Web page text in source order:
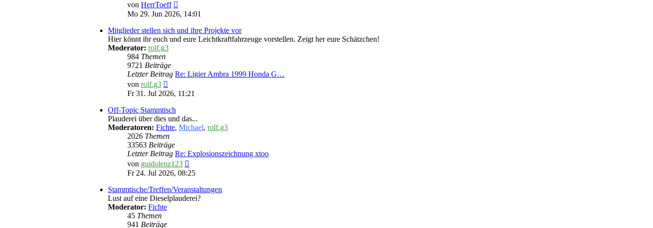
von HerrToeff
Beitrag
Mo 29. Jun 2026, 14:01
Mitglieder stellen sich und ihre Projekte vor
Hier könnt ihr euch und eure Leichtkraftfahrzeuge vorstellen. Zeigt her eure Schätzchen!
Moderator: rolf.g3
984 Themen
9721 Beiträge
Letzter Beitrag Re: Ligier Ambra 1999 Honda G…
von rolf.g3
Beitrag
Fr 31. Jul 2026, 11:21
Off-Topic Stammtisch
Plauderei über dies und das...
Moderatoren: Fichte, Michael, rolf.g3
2026 Themen
33563 Beiträge
Letzter Beitrag Re: Explosionszeichnung xtoo
von guidolenz123
Beitrag
Fr 24. Jul 2026, 08:25
Stammtische/Treffen/Veranstaltungen
Lust auf eine Dieselplauderei?
Moderator: Fichte
45 Themen
941 Beiträge